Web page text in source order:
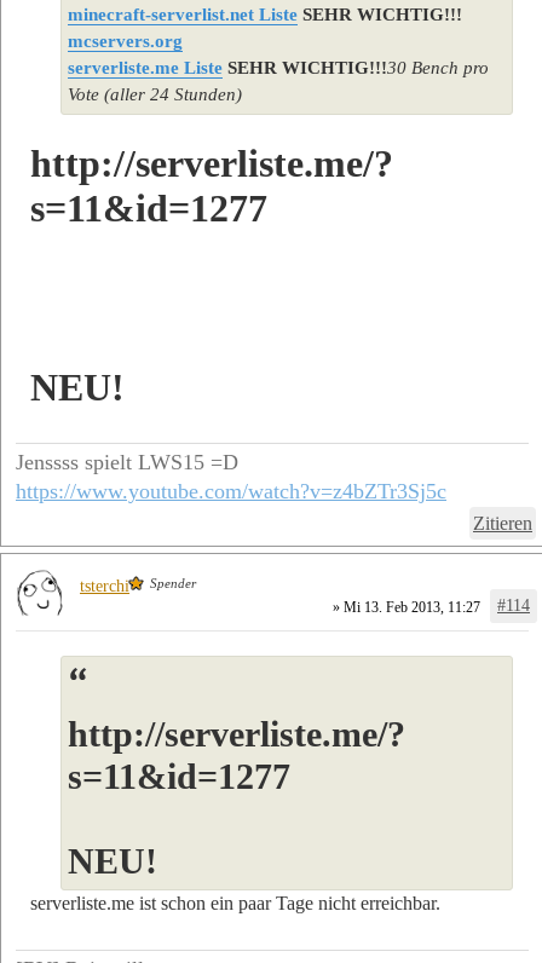
minecraft-serverlist.net Liste SEHR WICHTIG!!!
mcservers.org
serverliste.me Liste SEHR WICHTIG!!!30 Bench pro
Vote (aller 24 Stunden)
http://serverliste.me/?
s=11&id=1277
NEU!
Jenssss spielt LWS15 =D
https://www.youtube.com/watch?v=z4bZTr3Sj5c
Zitieren
» Mi 13. Feb 2013, 11:27 #114
http://serverliste.me/?
s=11&id=1277
NEU!
serverliste.me ist schon ein paar Tage nicht erreichbar.
tsterchi Spender